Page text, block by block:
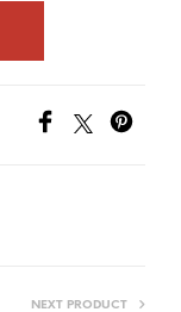
NEXT PRODUCT